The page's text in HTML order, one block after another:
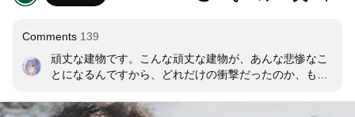
Comments 139
頑丈な建物です。こんな頑丈な建物が、あんな悲惨なこ
とになるんですから、どれだけの衝撃だったのか、も
利用されているんでしょうね。